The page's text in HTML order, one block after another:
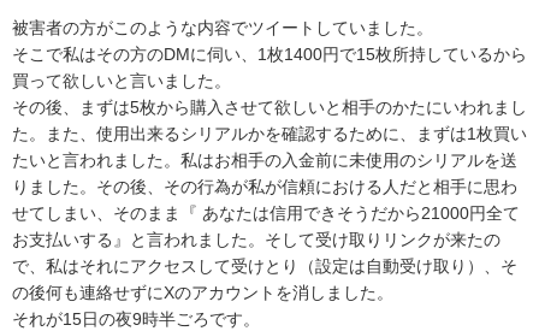
被害者の方がこのような内容でツイートしていました。
そこで私はその方のDMに伺い、1枚1400円で15枚所持しているから
買って欲しいと言いました。
その後、まずは5枚から購入させて欲しいと相手のかたにいわれまし
た。また、使用出来るシリアルかを確認するために、まずは1枚買い
たいと言われました。私はお相手の入金前に未使用のシリアルを送
りました。その後、その行為が私が信頼における人だと相手に思わ
せてしまい、そのまま『 あなたは信用できそうだから21000円全て
お支払いする』と言われました。そして受け取りリンクが来たの
で、私はそれにアクセスして受けとり（設定は自動受け取り）、そ
の後何も連絡せずにXのアカウントを消しました。
それが15日の夜9時半ごろです。